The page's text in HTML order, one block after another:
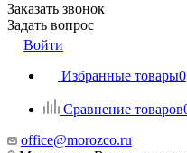
Заказать звонок
Задать вопрос
Войти
Избранные товары0
Сравнение товаров
office@morozco.ru